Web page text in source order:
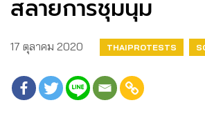
สลายการชุมนุม
17 ตุลาคม 2020 THAIPROTESTS